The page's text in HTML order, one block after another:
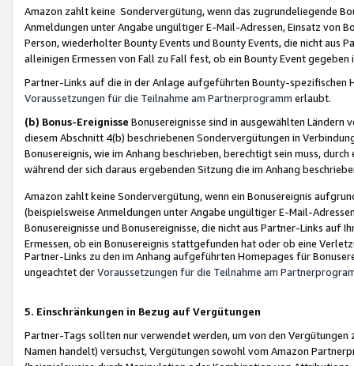
Amazon zahlt keine Sondervergütung, wenn das zugrundeliegende
Anmeldungen unter Angabe ungültiger E-Mail-Adressen, Einsatz von
Person, wiederholter Bounty Events und Bounty Events, die nicht
alleinigen Ermessen von Fall zu Fall fest, ob ein Bounty Event
Partner-Links auf die in der Anlage aufgeführten Bounty-spezifischen
Voraussetzungen für die Teilnahme am Partnerprogramm erlaubt.
(b) Bonus-Ereignisse Bonusereignisse sind in ausgewählten Ländern
diesem Abschnitt 4(b) beschriebenen Sondervergütungen in
Bonusereignis, wie im Anhang beschrieben, berechtigt sein muss,
während der sich daraus ergebenden Sitzung die im Anhang
Amazon zahlt keine Sondervergütung, wenn ein Bonusereignis
(beispielsweise Anmeldungen unter Angabe ungültiger E-Mail-
Bonusereignisse und Bonusereignisse, die nicht aus Partner-Links auf
Ermessen, ob ein Bonusereignis stattgefunden hat oder ob eine
Partner-Links zu den im Anhang aufgeführten Homepages für
ungeachtet derVoraussetzungen für die Teilnahme am
5. Einschränkungen in Bezug auf Vergütungen
Partner-Tags sollten nur verwendet werden, um von den
Namen handelt) versuchst, Vergütungen sowohl vom Amazon